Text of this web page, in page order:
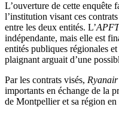
L’ouverture de cette enquête
l’institution visant ces
entre les deux entités. L’
indépendante, mais elle est
entités publiques régionales
plaignant arguait d’une
Par les contrats visés, Ryanair
importants en échange de la
de Montpellier et sa région